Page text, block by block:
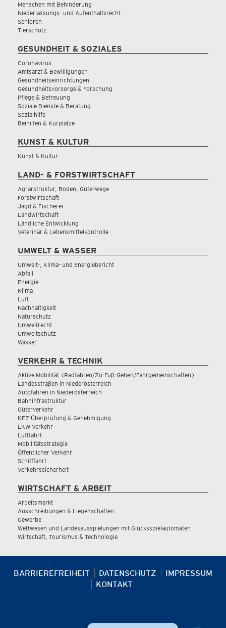
Menschen mit Behinderung
Niederlassungs- und Aufenthaltsrecht
Senioren
Tierschutz
GESUNDHEIT & SOZIALES
Coronavirus
Amtsarzt & Bewilligungen
Gesundheitseinrichtungen
Gesundheitsvorsorge & Forschung
Pflege & Betreuung
Soziale Dienste & Beratung
Sozialhilfe
Beihilfen & Kurplätze
KUNST & KULTUR
Kunst & Kultur
LAND- & FORSTWIRTSCHAFT
Agrarstruktur, Boden, Güterwege
Forstwirtschaft
Jagd & Fischerei
Landwirtschaft
Ländliche Entwicklung
Veterinär & Lebensmittelkontrolle
UMWELT & WASSER
Umwelt-, Klima- und Energiebericht
Abfall
Energie
Klima
Luft
Nachhaltigkeit
Naturschutz
Umweltrecht
Umweltschutz
Wasser
VERKEHR & TECHNIK
Aktive Mobilität (Radfahren/Zu-Fuß-Gehen/Fahrgemeinschaften)
Landesstraßen in Niederösterreich
Autofahren in Niederösterreich
Bahninfrastruktur
Güterverkehr
KFZ-Überprüfung & Genehmigung
LKW Verkehr
Luftfahrt
Mobilitätsstrategie
Öffentlicher Verkehr
Schifffahrt
Verkehrssicherheit
WIRTSCHAFT & ARBEIT
Arbeitsmarkt
Ausschreibungen & Liegenschaften
Gewerbe
Wettwesen und Landesausspielungen mit Glücksspielautomaten
Wirtschaft, Tourismus & Technologie
BARRIEREFREIHEIT DATENSCHUTZ
IMPRESSUM
KONTAKT